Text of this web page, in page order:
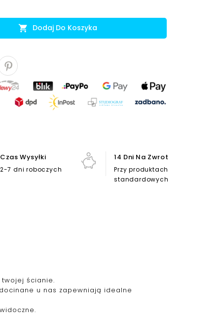
 Dodaj Do Koszyka
Czas Wysyłki
2-7 dni roboczych
14 Dni Na Zwrot
Przy produktach
standardowych
ścianie.
u nas zapewniają idealne